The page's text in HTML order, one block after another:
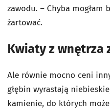
zawodu. – Chyba
żartować.
Kwiaty z wnętrza
Ale równie mocno ceni
głębin wyrastają
kamienie, do których